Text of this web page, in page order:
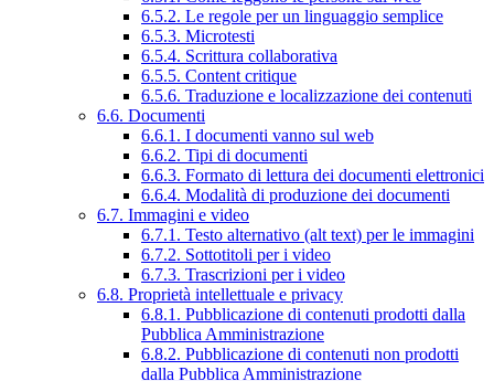
6.5.2. Le regole per un linguaggio semplice
6.5.3. Microtesti
6.5.4. Scrittura collaborativa
6.5.5. Content critique
6.5.6. Traduzione e localizzazione dei contenuti
6.6. Documenti
6.6.1. I documenti vanno sul web
6.6.2. Tipi di documenti
6.6.3. Formato di lettura dei documenti elettronici
6.6.4. Modalità di produzione dei documenti
6.7. Immagini e video
6.7.1. Testo alternativo (alt text) per le immagini
6.7.2. Sottotitoli per i video
6.7.3. Trascrizioni per i video
6.8. Proprietà intellettuale e privacy
6.8.1. Pubblicazione di contenuti prodotti dalla
Pubblica Amministrazione
6.8.2. Pubblicazione di contenuti non prodotti
dalla Pubblica Amministrazione